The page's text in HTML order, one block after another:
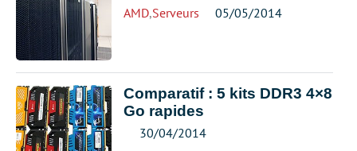
AMD,Serveurs 05/05/2014
Comparatif : 5 kits DDR3 4×8
Go rapides
30/04/2014